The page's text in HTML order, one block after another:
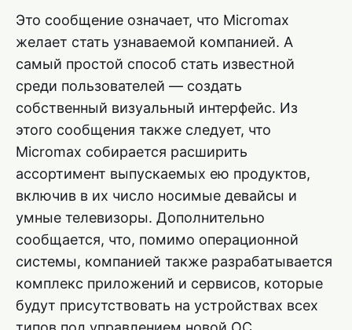
Это сообщение означает, что Micromax
желает стать узнаваемой компанией. А
самый простой способ стать известной
среди пользователей — создать
собственный визуальный интерфейс. Из
этого сообщения также следует, что
Micromax собирается расширить
ассортимент выпускаемых ею продуктов,
включив в их число носимые девайсы и
умные телевизоры. Дополнительно
сообщается, что, помимо операционной
системы, компанией также разрабатывается
комплекс приложений и сервисов, которые
будут присутствовать на устройствах всех